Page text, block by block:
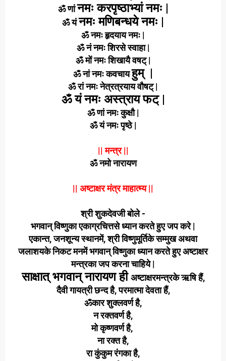
ॐ णांनमःकरपृष्ठाभ्यां नमः |
ॐ यंनमःमणिबन्धये नमः |
ॐ नमः हृदयाय नमः |
ॐ नं नमः शिरसे स्वाहा |
ॐ मों नमः शिखायै वषट् |
ॐ नां नमः कवचायहुम् |
ॐ रां नमः नेत्रत्रयाय वौषट् |
ॐ यं नमः अस्त्राय फट् |
ॐ णां नमः कुक्षौ |
ॐ यं नमः पृष्ठे |
|| मन्त्र ||
ॐ नमो नारायण
|| अष्टाक्षर मंत्र माहात्म्य ||
श्री शुकदेवजी बोले -
भगवान् विष्णुका एकाग्रचित्तसे ध्यान करते हुए जप करे |
एकान्त, जनशून्य स्थानमें, श्री विष्णुमूर्तिके सम्मुख अथवा
जलाशयके निकट मनमें भगवान् विष्णुका ध्यान करते हुएअष्टाक्षर
मन्त्रका जप करना चाहिये |
साक्षात् भगवान् नारायण हीअष्टाक्षरमन्त्रके ऋषि हैं,
दैवी गायत्री छन्द है, परमात्मा देवता हैं,
ॐकार शुक्लवर्ण है,
न रक्तवर्ण है,
मो कृष्णवर्ण है,
ना रक्त है,
रा कुंकुम रंगका है,